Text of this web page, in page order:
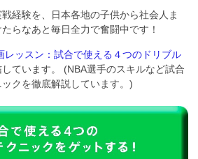
経験を、日本各地の子供から社会人ま
らなあと毎日全力で奮闘中です！
レッスン：試合で使える４つのドリブル
ています。 (NBA選手のスキルなど試合
クを徹底解説しています。)